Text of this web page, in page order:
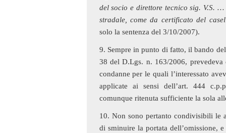
del socio e direttore tecnico sig. V.S.
stradale, come da certificato del
solo la sentenza del 3/10/2007).
9. Sempre in punto di fatto, il bando
38 del D.Lgs. n. 163/2006, prevedeva
condanne per le quali l’interessato
applicate ai sensi dell’art. 444
comunque ritenuta sufficiente la sola
10. Non sono pertanto condivisibili le
di sminuire la portata dell’omissione,